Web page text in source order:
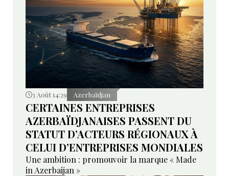
3 Août 14:29 Azerbaïdjan
CERTAINES ENTREPRISES
AZERBAÏDJANAISES PASSENT DU
STATUT D’ACTEURS RÉGIONAUX À
CELUI D’ENTREPRISES MONDIALES
Une ambition : promouvoir la marque « Made
in Azerbaijan »